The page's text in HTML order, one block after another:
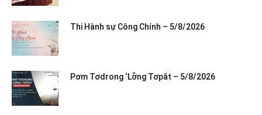
Thi Hành sự Công Chính – 5/8/2026
Pơm Tơdrong ‘Lơ̆ng Tơpăt – 5/8/2026